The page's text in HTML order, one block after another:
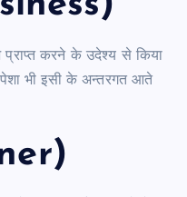
प्राप्त करने के उदेश्य से किया
पेशा भी इसी के अन्तरगत आते